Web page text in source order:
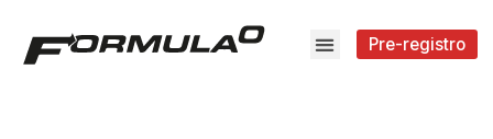
Pre-registro